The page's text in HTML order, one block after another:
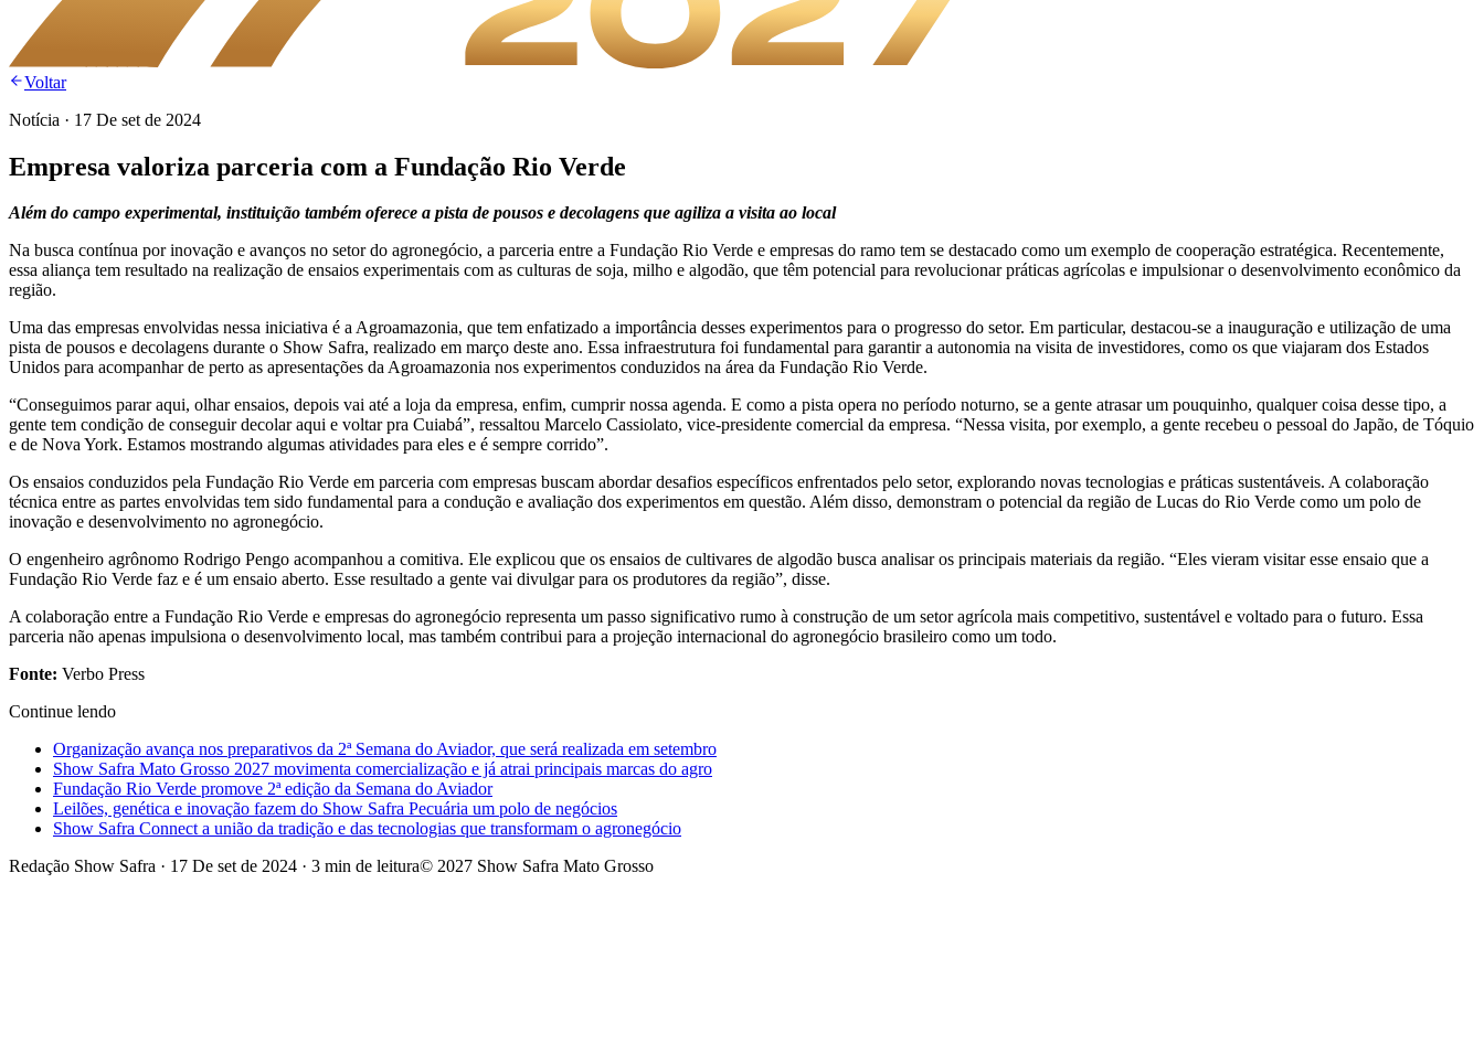
Voltar
Notícia · 17 De set de 2024
Empresa valoriza parceria com a Fundação Rio Verde
Além do campo experimental, instituição também oferece a pista de pousos e decolagens que agiliza a visita ao local
Na busca contínua por inovação e avanços no setor do agronegócio, a parceria entre a Fundação Rio Verde e empresas do ramo tem se destacado como um exemplo de cooperação estratégica. Recentemente,
essa aliança tem resultado na realização de ensaios experimentais com as culturas de soja, milho e algodão, que têm potencial para revolucionar práticas agrícolas e impulsionar o desenvolvimento econômico da
região.
Uma das empresas envolvidas nessa iniciativa é a Agroamazonia, que tem enfatizado a importância desses experimentos para o progresso do setor. Em particular, destacou-se a inauguração e utilização de uma
pista de pousos e decolagens durante o Show Safra, realizado em março deste ano. Essa infraestrutura foi fundamental para garantir a autonomia na visita de investidores, como os que viajaram dos Estados
Unidos para acompanhar de perto as apresentações da Agroamazonia nos experimentos conduzidos na área da Fundação Rio Verde.
“Conseguimos parar aqui, olhar ensaios, depois vai até a loja da empresa, enfim, cumprir nossa agenda. E como a pista opera no período noturno, se a gente atrasar um pouquinho, qualquer coisa desse tipo, a
gente tem condição de conseguir decolar aqui e voltar pra Cuiabá”, ressaltou Marcelo Cassiolato, vice-presidente comercial da empresa. “Nessa visita, por exemplo, a gente recebeu o pessoal do Japão, de Tóquio
e de Nova York. Estamos mostrando algumas atividades para eles e é sempre corrido”.
Os ensaios conduzidos pela Fundação Rio Verde em parceria com empresas buscam abordar desafios específicos enfrentados pelo setor, explorando novas tecnologias e práticas sustentáveis. A colaboração
técnica entre as partes envolvidas tem sido fundamental para a condução e avaliação dos experimentos em questão. Além disso, demonstram o potencial da região de Lucas do Rio Verde como um polo de
inovação e desenvolvimento no agronegócio.
O engenheiro agrônomo Rodrigo Pengo acompanhou a comitiva. Ele explicou que os ensaios de cultivares de algodão busca analisar os principais materiais da região. “Eles vieram visitar esse ensaio que a
Fundação Rio Verde faz e é um ensaio aberto. Esse resultado a gente vai divulgar para os produtores da região”, disse.
A colaboração entre a Fundação Rio Verde e empresas do agronegócio representa um passo significativo rumo à construção de um setor agrícola mais competitivo, sustentável e voltado para o futuro. Essa
parceria não apenas impulsiona o desenvolvimento local, mas também contribui para a projeção internacional do agronegócio brasileiro como um todo.
Fonte: Verbo Press
Continue lendo
Organização avança nos preparativos da 2ª Semana do Aviador, que será realizada em setembro
Show Safra Mato Grosso 2027 movimenta comercialização e já atrai principais marcas do agro
Fundação Rio Verde promove 2ª edição da Semana do Aviador
Leilões, genética e inovação fazem do Show Safra Pecuária um polo de negócios
Show Safra Connect a união da tradição e das tecnologias que transformam o agronegócio
Redação Show Safra · 17 De set de 2024 · 3 min de leitura© 2027 Show Safra Mato Grosso